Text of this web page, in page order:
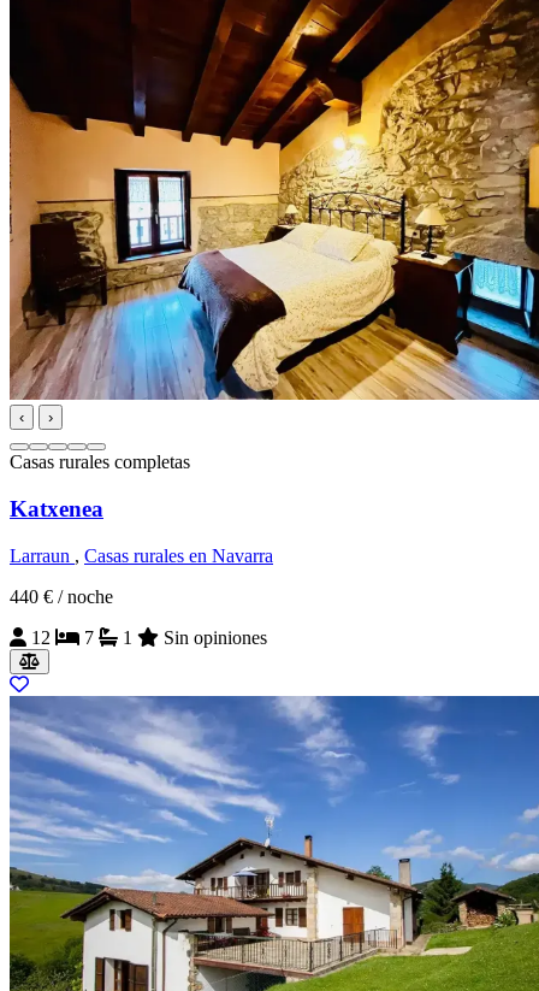
‹ ›
Casas rurales completas
Katxenea
Larraun , Casas rurales en Navarra
440 € / noche
12
7 1 Sin opiniones